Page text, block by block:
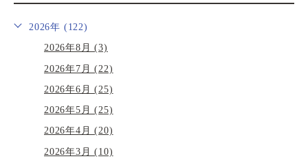
2026年 (122)
2026年8月 (3)
2026年7月 (22)
2026年6月 (25)
2026年5月 (25)
2026年4月 (20)
2026年3月 (10)